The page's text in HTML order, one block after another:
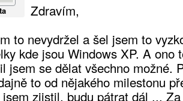
Zdravím,
to nevydržel a šel jsem to
kde jsou Windows XP. A ono
jsem se dělat všechno možné.
to od nějakého milestonu
zjistil, budu pátrat dál ...